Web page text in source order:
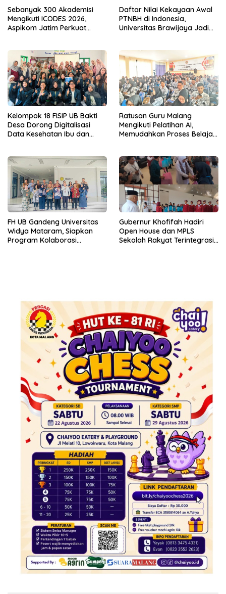
Sebanyak 300 Akademisi
Mengikuti ICODES 2026,
Aspikom Jatim Perkuat
Daftar Nilai Kekayaan Awal
PTNBH di Indonesia,
Universitas Brawijaya Jadi
Kelompok 18 FISIP UB Bakti
Desa Dorong Digitalisasi
Data Kesehatan Ibu dan
Ratusan Guru Malang
Mengikuti Pelatihan AI,
Memudahkan Proses Belajar
FH UB Gandeng Universitas
Widya Mataram, Siapkan
Program Kolaborasi
Gubernur Khofifah Hadiri
Open House dan MPLS
Sekolah Rakyat Terintegrasi 1